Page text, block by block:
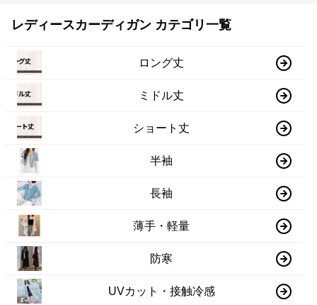
レディースカーディガン カテゴリ一覧
ロング丈
ミドル丈
ショート丈
半袖
長袖
薄手・軽量
防寒
UVカット・接触冷感